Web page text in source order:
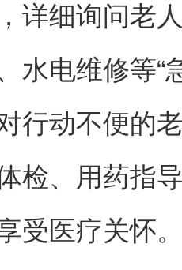
详细询问老
水电维修等“
行动不便的
检、用药指
受医疗关怀